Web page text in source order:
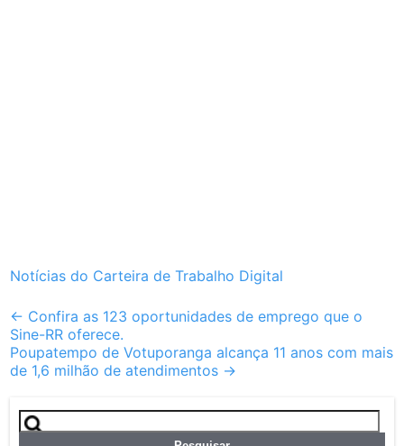
Notícias do Carteira de Trabalho Digital
Post
navigation
← Confira as 123 oportunidades de emprego que o
Sine-RR oferece.
Poupatempo de Votuporanga alcança 11 anos com mais
de 1,6 milhão de atendimentos →
Pesquisar
por: